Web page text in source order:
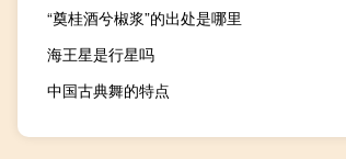
“奠桂酒兮椒浆”的出处是哪里
海王星是行星吗
中国古典舞的特点